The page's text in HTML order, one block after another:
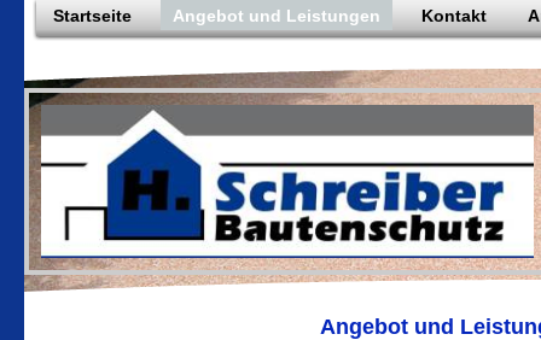
Startseite Angebot und Leistungen Kontakt
Angebot und